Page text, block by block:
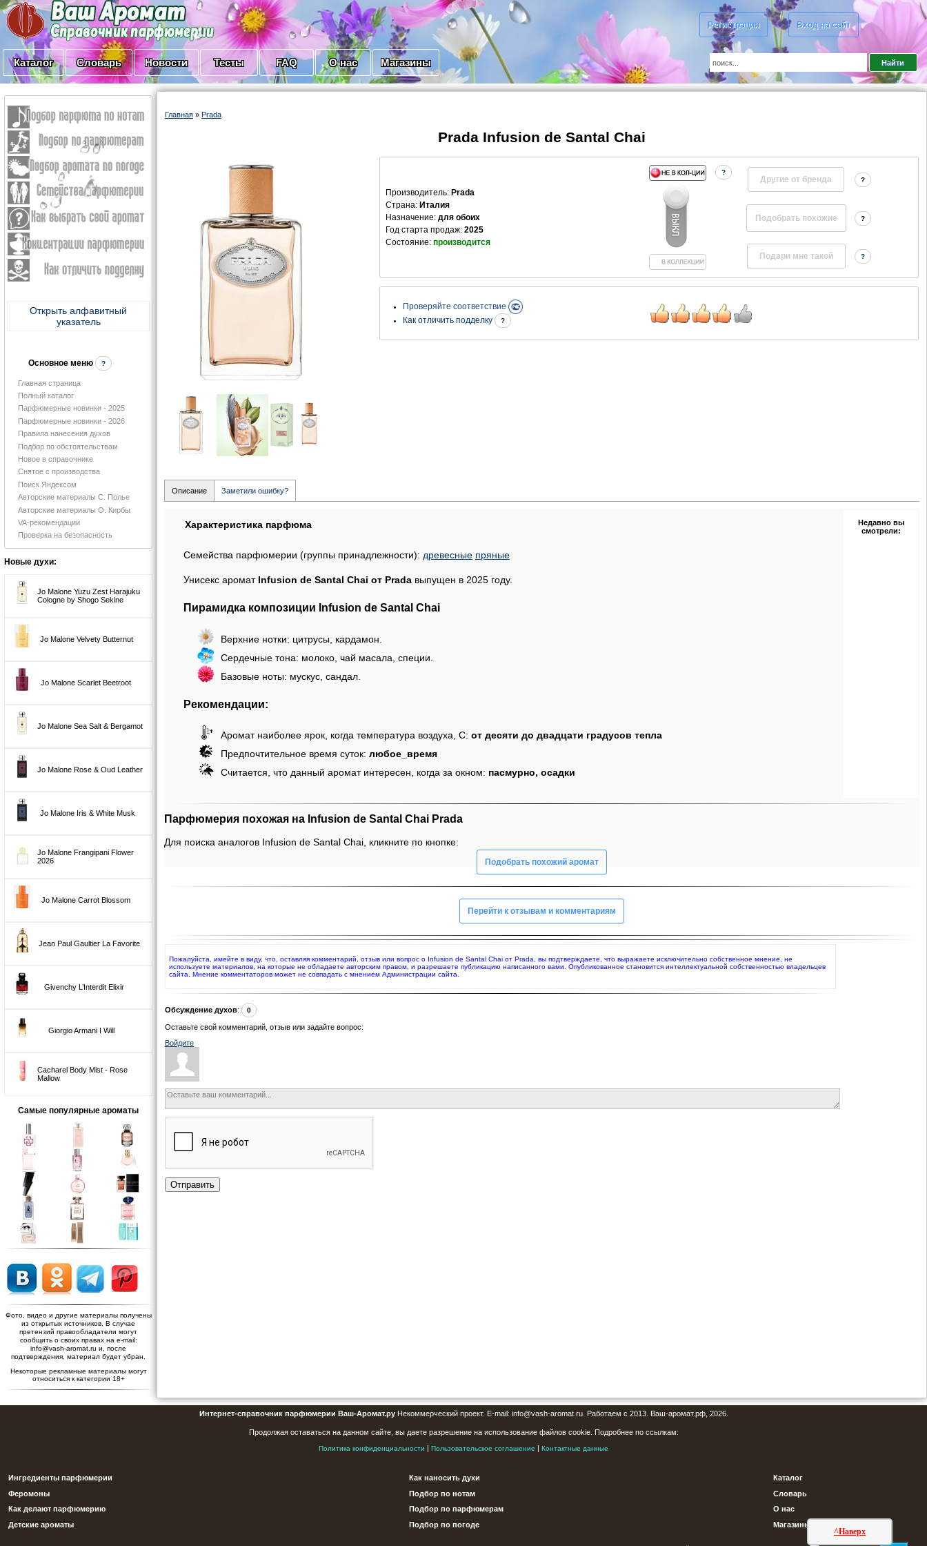
Регистрация Вход на сайт
Каталог Словарь Новости Тесты FAQ О нас Магазины
Открыть алфавитный
указатель
Основное меню ?
Главная страница
Полный каталог
Парфюмерные новинки - 2025
Парфюмерные новинки - 2026
Правила нанесения духов
Подбор по обстоятельствам
Новое в справочнике
Снятое с производства
Поиск Яндексом
Авторские материалы С. Полье
Авторские материалы О. Кирбы
VA-рекомендации
Проверка на безопасность
Новые духи:
Jo Malone Yuzu Zest Harajuku
Cologne by Shogo Sekine
Jo Malone Velvety Butternut
Jo Malone Scarlet Beetroot
Jo Malone Sea Salt & Bergamot
Jo Malone Rose & Oud Leather
Jo Malone Iris & White Musk
Jo Malone Frangipani Flower
2026
Jo Malone Carrot Blossom
Jean Paul Gaultier La Favorite
Givenchy L’Interdit Elixir
Giorgio Armani I Will
Cacharel Body Mist - Rose
Mallow
Самые популярные ароматы
Фото, видео и другие материалы получены
из открытых источников. В случае
претензий правообладатели могут
сообщить о своих правах на e-mail:
info@vash-aromat.ru и, после
подтверждения, материал будет убран.
Некоторые рекламные материалы могут
относиться к категории 18+
Главная » Prada
Prada Infusion de Santal Chai
Производитель: Prada
Страна: Италия
Назначение: для обоих
Год старта продаж: 2025
Состояние: производится
?
Другие от бренда ?
?
?
Проверяйте соответствие
Как отличить подделку
?
Описание Заметили ошибку?
Характеристика парфюма
Семейства парфюмерии (группы принадлежности): древесные пряные
Унисекс аромат Infusion de Santal Chai от Prada выпущен в 2025 году.
Пирамидка композиции Infusion de Santal Chai
Верхние нотки: цитрусы, кардамон.
Сердечные тона: молоко, чай масала, специи.
Базовые ноты: мускус, сандал.
Рекомендации:
Аромат наиболее ярок, когда температура воздуха, С: от десяти до двадцати градусов тепла
Предпочтительное время суток: любое_время
Считается, что данный аромат интересен, когда за окном: пасмурно, осадки
Недавно вы
смотрели:
Парфюмерия похожая на Infusion de Santal Chai Prada
Для поиска аналогов Infusion de Santal Chai, кликните по кнопке:
Подобрать похожий аромат
Перейти к отзывам и комментариям
Пожалуйста, имейте в виду, что, оставляя комментарий, отзыв или вопрос о Infusion de Santal Chai от Prada, вы подтверждаете, что выражаете исключительно собственное мнение, не
используете материалов, на которые не обладаете авторским правом, и разрешаете публикацию написанного вами. Опубликованное становится интеллектуальной собственностью владельцев
сайта. Мнение комментаторов может не совпадать с мнением Администрации сайта.
Обсуждение духов: 0
Оставьте свой комментарий, отзыв или задайте вопрос:
Войдите
Отправить
^Наверх
Интернет-справочник парфюмерии Ваш-Аромат.руНекоммерческий проект. E-mail: info@vash-aromat.ru. Работаем с 2013. Ваш-аромат.рф, 2026.
Продолжая оставаться на данном сайте, вы даете разрешение на использование файлов cookie. Подробнее по ссылкам:
Политика конфиденциальности | Пользовательское соглашение | Контактные данные
Ингредиенты парфюмерии
Феромоны
Как делают парфюмерию
Детские ароматы
Как наносить духи
Подбор по нотам
Подбор по парфюмерам
Подбор по погоде
Каталог
Словарь
О нас
Магазины